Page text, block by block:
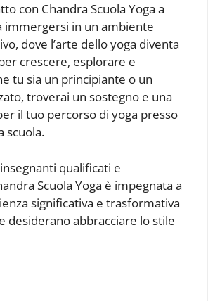
con Chandra Scuola Yoga a
immergersi in un ambiente
dove l’arte dello yoga diventa
crescere, esplorare e
tu sia un principiante o un
troverai un sostegno e una
il tuo percorso di yoga presso
scuola.
qualificati e
Scuola Yoga è impegnata a
significativa e trasformativa
desiderano abbracciare lo stile